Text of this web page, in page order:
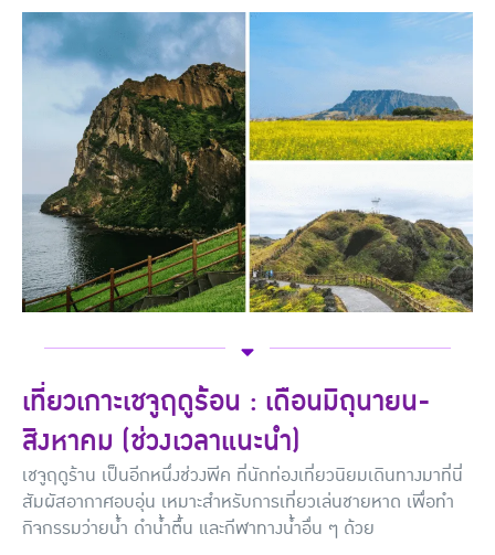
เที่ยวเกาะเชจูฤดูร้อน : เดือนมิถุนายน-
สิงหาคม (ช่วงเวลาแนะนำ)
เชจูฤดูร้าน เป็นอีกหนึ่งช่วงพีค ที่นักท่องเที่ยวนิยมเดินทางมาที่นี่
สัมผัสอากาศอบอุ่น เหมาะสำหรับการเที่ยวเล่นชายหาด เพื่อทำ
กิจกรรมว่ายน้ำ ดำน้ำตื้น และกีฬาทางน้ำอื่น ๆ ด้วย